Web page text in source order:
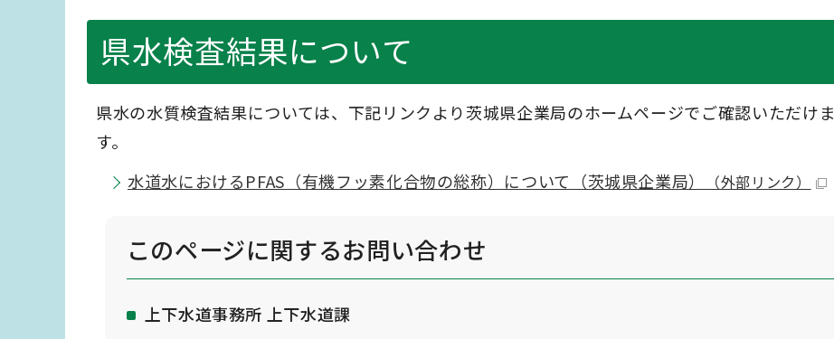
県水検査結果について
県水の水質検査結果については、下記リンクより茨城県企業局のホームページでご確認いただけま
す。
水道水におけるPFAS（有機フッ素化合物の総称）について（茨城県企業局）
（外部リンク）
このページに関するお問い合わせ
上下水道事務所 上下水道課